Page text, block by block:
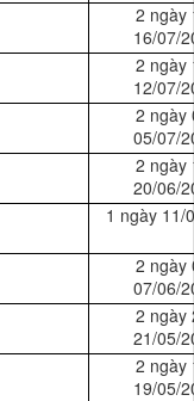
2 ngày
16/07/
2 ngày
12/07/
2 ngày
05/07/
2 ngày
20/06/
1 ngày 11/
2 ngày
07/06/
2 ngày
21/05/
2 ngày
19/05/